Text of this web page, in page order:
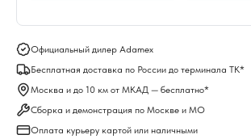
Официальный дилер Adamex
Бесплатная доставка по России до терминала ТК*
Москва и до 10 км от МКАД — бесплатно*
Сборка и демонстрация по Москве и МО
Оплата курьеру картой или наличными